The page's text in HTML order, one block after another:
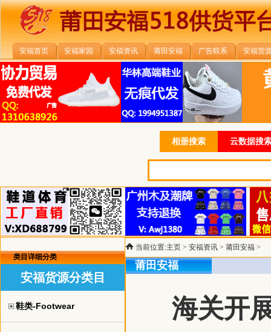
安福首页 安福家园 安福资讯 莆田安福 广告联系 安福货
相册搜索 云数据搜
类目详细分类
安福货源分类目
鞋类-Footwear
当前位置:主页 > 安福资讯 > 莆田安福 >
莆田安福
海关开